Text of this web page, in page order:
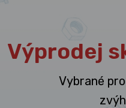
Výprodej
Vybrané